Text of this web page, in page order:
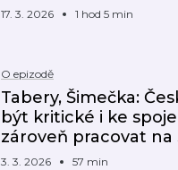
17. 3. 2026 1 hod 5 min
O epizodě
Tabery, Šimečka:
být kritické i ke
zároveň pracovat na
3. 3. 2026 57 min